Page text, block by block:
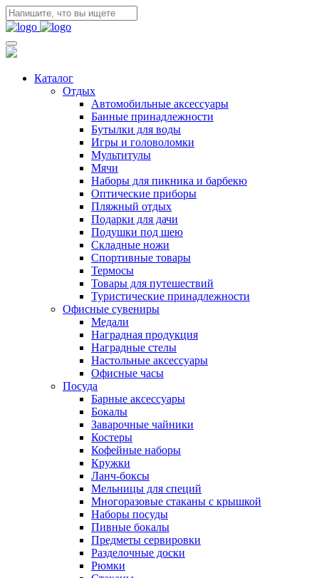
Каталог
Отдых
Автомобильные аксессуары
Банные принадлежности
Бутылки для воды
Игры и головоломки
Мультитулы
Мячи
Наборы для пикника и барбекю
Оптические приборы
Пляжный отдых
Подарки для дачи
Подушки под шею
Складные ножи
Спортивные товары
Термосы
Товары для путешествий
Туристические принадлежности
Офисные сувениры
Медали
Наградная продукция
Наградные стелы
Настольные аксессуары
Офисные часы
Посуда
Барные аксессуары
Бокалы
Заварочные чайники
Костеры
Кофейные наборы
Кружки
Ланч-боксы
Мельницы для специй
Многоразовые стаканы с крышкой
Наборы посуды
Пивные бокалы
Предметы сервировки
Разделочные доски
Рюмки